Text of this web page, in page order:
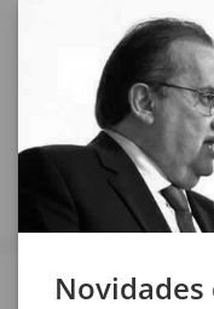
Compartilhar
Veja também